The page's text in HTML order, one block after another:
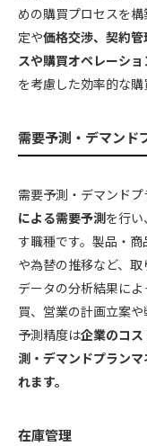
めの購買プロセスを
定や価格交渉、契約
スや購買オペレーシ
を考慮した効率的な購
需要予測・デマンド
需要予測・デマンドプ
による需要予測を行
す職種です。製品・
や為替の推移など、取
データの分析結果に
買、営業の計画立案や
予測精度は企業のコ
測・デマンドプラン
れます。
在庫管理